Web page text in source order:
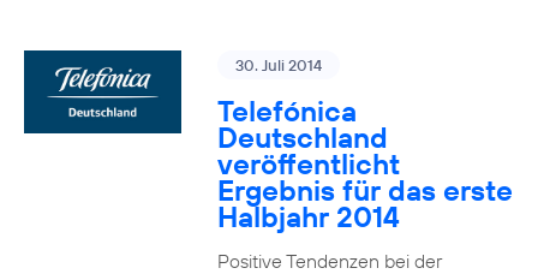
30. Juli 2014
Telefónica
Deutschland
veröffentlicht
Ergebnis für das erste
Halbjahr 2014
Positive Tendenzen bei der